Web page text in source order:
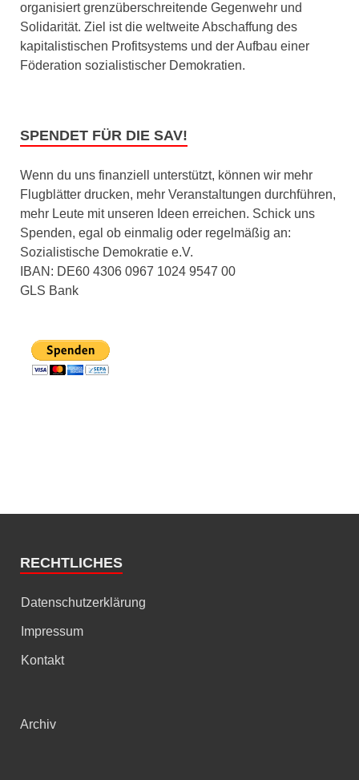
organisiert grenzüberschreitende Gegenwehr und
Solidarität. Ziel ist die weltweite Abschaffung des
kapitalistischen Profitsystems und der Aufbau einer
Föderation sozialistischer Demokratien.
SPENDET FÜR DIE SAV!
Wenn du uns finanziell unterstützt, können wir mehr
Flugblätter drucken, mehr Veranstaltungen durchführen,
mehr Leute mit unseren Ideen erreichen. Schick uns
Spenden, egal ob einmalig oder regelmäßig an:
Sozialistische Demokratie e.V.
IBAN: DE60 4306 0967 1024 9547 00
GLS Bank
RECHTLICHES
Datenschutzerklärung
Impressum
Kontakt
Archiv